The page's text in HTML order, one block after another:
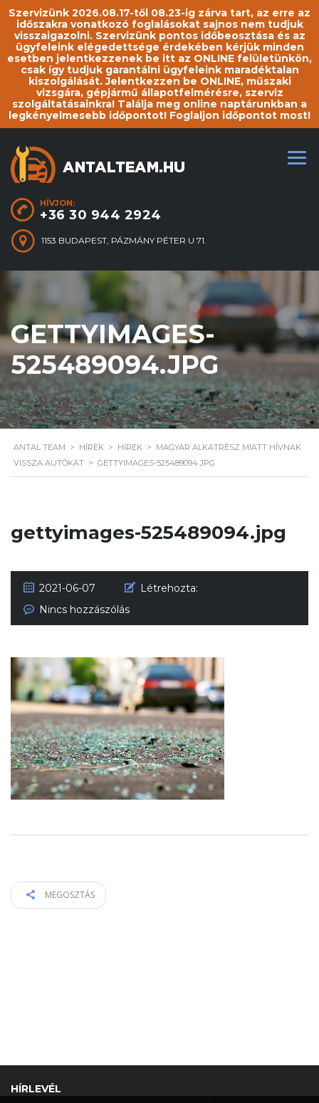
Szervizünk 2026.08.17-től 08.23-ig zárva tart, az erre az
időszakra vonatkozó foglalásokat sajnos nem tudjuk
visszaigazolni. Szervizünk pontos időbeosztása és az
ügyfeleink elégedettsége érdekében kérjük minden
esetben jelentkezzenek be itt az ONLINE felületünkön,
csak így tudjuk garantálni ügyfeleink maradéktalan
kiszolgálását. Jelentkezzen be ONLINE, műszaki
vizsgára, gépjármű állapotfelmérésre, szerviz
szolgáltatásainkra! Találja meg online naptárunkban a
legkényelmesebb időpontot! Foglaljon időpontot most!
HÍVJON:
+36 30 944 2924
1153 BUDAPEST, PÁZMÁNY PÉTER U 71.
GETTYIMAGES-
525489094.JPG
ANTAL TEAM > HÍREK > HÍREK > MAGYAR ALKATRÉSZ MIATT HÍVNAK
VISSZA AUTÓKAT > GETTYIMAGES-525489094.JPG
gettyimages-525489094.jpg
2021-06-07
Létrehozta:
Nincs hozzászólás
MEGOSZTÁS
HÍRLEVÉL